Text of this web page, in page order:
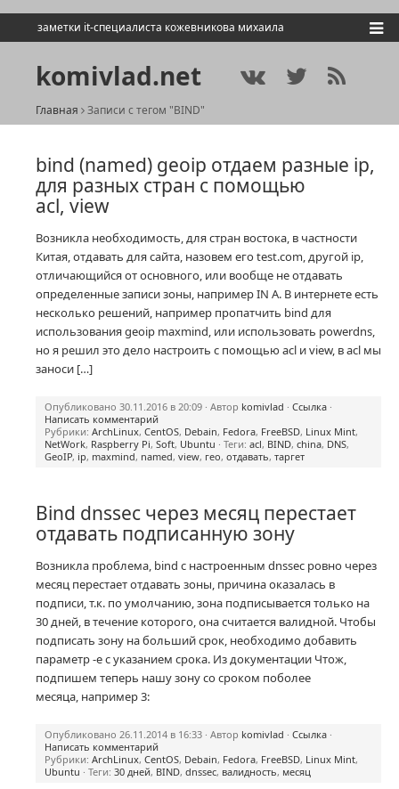
заметки it-специалиста кожевникова михаила
komivlad.net
Главная Записи с тегом "BIND"
bind (named) geoip отдаем разные ip,
для разных стран с помощью
acl, view
Возникла необходимость, для стран востока, в частности
Китая, отдавать для сайта, назовем его test.com, другой ip,
отличающийся от основного, или вообще не отдавать
определенные записи зоны, например IN A. В интернете есть
несколько решений, например пропатчить bind для
использования geoip maxmind, или использовать powerdns,
но я решил это дело настроить с помощью acl и view, в acl мы
заноси […]
Опубликовано 30.11.2016 в 20:09 · Автор komivlad · Ссылка ·
Написать комментарий
Рубрики: ArchLinux, CentOS, Debain, Fedora, FreeBSD, Linux Mint,
NetWork, Raspberry Pi, Soft, Ubuntu · Теги: acl, BIND, china, DNS,
GeoIP, ip, maxmind, named, view, гео, отдавать, таргет
Bind dnssec через месяц перестает
отдавать подписанную зону
Возникла проблема, bind с настроенным dnssec ровно через
месяц перестает отдавать зоны, причина оказалась в
подписи, т.к. по умолчанию, зона подписывается только на
30 дней, в течение которого, она считается валидной. Чтобы
подписать зону на больший срок, необходимо добавить
параметр -e с указанием срока. Из документации Чтож,
подпишем теперь нашу зону со сроком поболее
месяца, например 3:
Опубликовано 26.11.2014 в 16:33 · Автор komivlad · Ссылка ·
Написать комментарий
Рубрики: ArchLinux, CentOS, Debain, Fedora, FreeBSD, Linux Mint,
Ubuntu · Теги: 30 дней, BIND, dnssec, валидность, месяц